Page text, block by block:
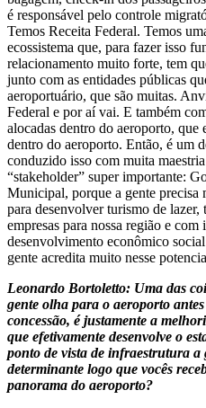
é responsável pelo controle
Temos Receita Federal. Temos
ecossistema que, para fazer isso
relacionamento muito forte, tem
junto com as entidades públicas
aeroportuário, que são muitas.
Federal e por aí vai. E também
alocadas dentro do aeroporto,
dentro do aeroporto. Então, é um
conduzido isso com muita
“stakeholder” super importante:
Municipal, porque a gente precisa
para desenvolver turismo de
empresas para nossa região e
desenvolvimento econômico
gente acredita muito nesse
Leonardo Bortoletto: Uma das
gente olha para o aeroporto
concessão, é justamente a
que efetivamente desenvolve o
ponto de vista de infraestrutura a
determinante logo que vocês
panorama do aeroporto?